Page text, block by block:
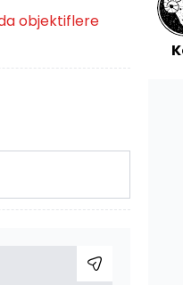
objektiflere